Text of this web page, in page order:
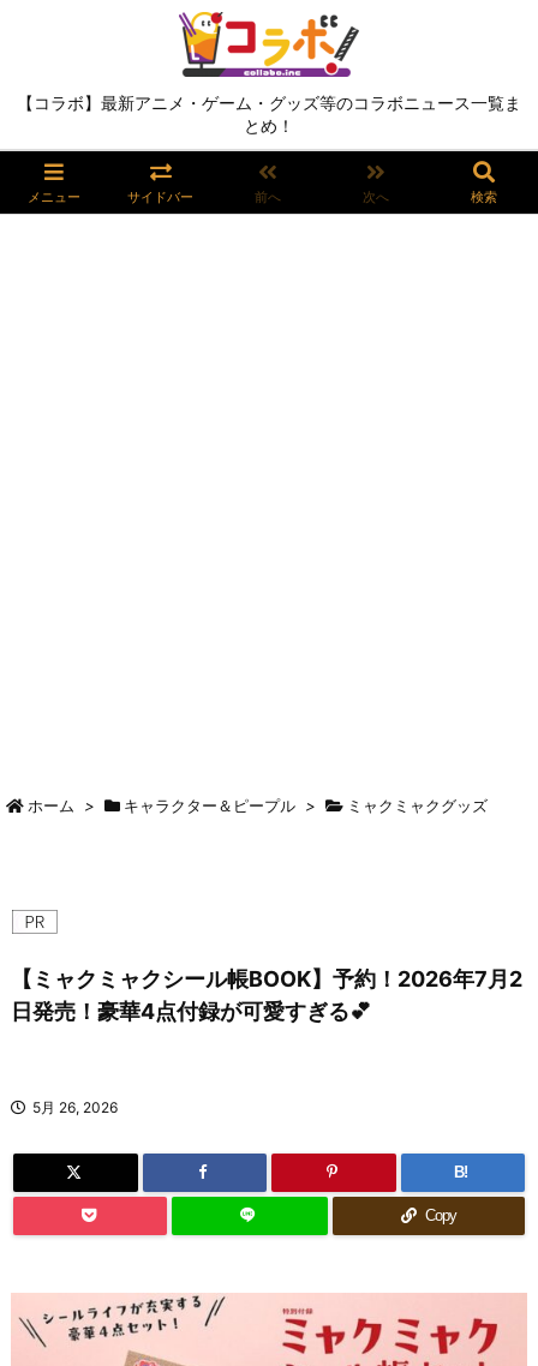
【コラボ】最新アニメ・ゲーム・グッズ等のコラボニュース一覧ま
とめ！
メニュー サイドバー 前へ 次へ 検索
ホーム > キャラクター＆ピープル > ミャクミャクグッズ
【ミャクミャクシール帳BOOK】予約！2026年7月2
日発売！豪華4点付録が可愛すぎる💕
5月 26, 2026
B!
Copy